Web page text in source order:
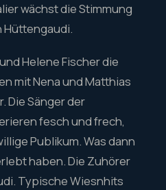
wächst die Stimmung
Helene Fischer die
mit Nena und Matthias
Die Sänger der
fesch und frech,
Publikum. Was dann
haben. Die Zuhörer
Typische Wiesnhits